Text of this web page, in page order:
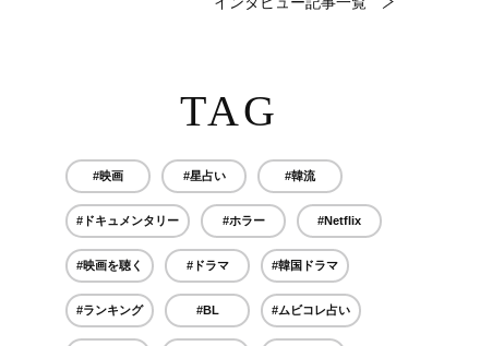
TAG
#映画 #星占い #韓流
#ドキュメンタリー #ホラー #Netflix
#映画を聴く #ドラマ #韓国ドラマ
#ランキング #BL #ムビコレ占い